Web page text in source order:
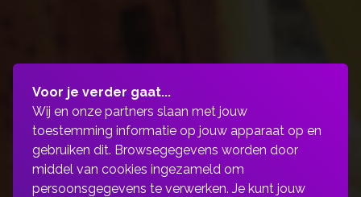
Voor je verder gaat...
Wij en onze partners slaan met jouw
toestemming informatie op jouw apparaat op en
gebruiken dit. Browsegegevens worden door
middel van cookies ingezameld om
persoonsgegevens te verwerken. Je kunt jouw